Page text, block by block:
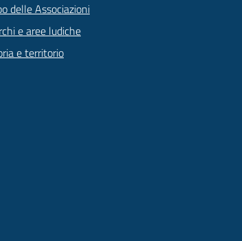
delle Associazioni
e aree ludiche
e territorio